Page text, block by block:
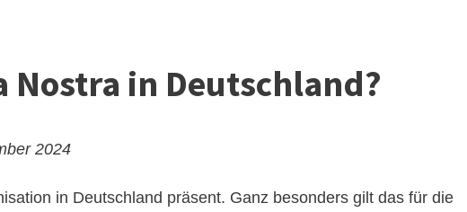
Nostra in Deutschland?
2024
in Deutschland präsent. Ganz besonders gilt das für die